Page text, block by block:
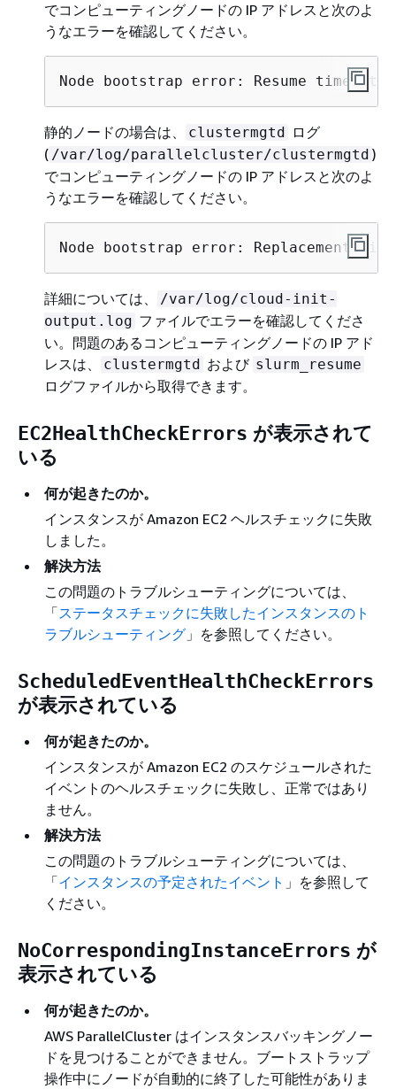
でコンピューティングノードの IP アドレスと次のよ
うなエラーを確認してください。
Node bootstrap error: Resume timeout
静的ノードの場合は、 clustermgtd ログ
( /var/log/parallelcluster/clustermgtd )
でコンピューティングノードの IP アドレスと次のよ
うなエラーを確認してください。
Node bootstrap error: Replacement
詳細については、
/var/log/cloud-init-
output.log ファイルでエラーを確認してくださ
い。問題のあるコンピューティングノードの IP アド
レスは、
clustermgtd および slurm_resume
ログファイルから取得できます。
EC2HealthCheckErrors が表示されて
いる
何が起きたのか。
インスタンスが Amazon EC2 ヘルスチェックに失敗
しました。
解決方法
この問題のトラブルシューティングについては、
「ステータスチェックに失敗したインスタンスのト
ラブルシューティング 」を参照してください。
ScheduledEventHealthCheckErrors
が表示されている
何が起きたのか。
インスタンスが Amazon EC2 のスケジュールされた
イベントのヘルスチェックに失敗し、正常ではあり
ません。
解決方法
この問題のトラブルシューティングについては、
「インスタンスの予定されたイベント 」を参照して
ください。
NoCorrespondingInstanceErrors が
表示されている
何が起きたのか。
AWS ParallelCluster はインスタンスバッキングノー
ドを見つけることができません。ブートストラップ
操作中にノードが自動的に終了した可能性がありま